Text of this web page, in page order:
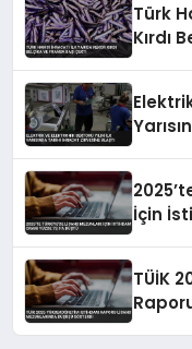
Türk
Kırdı
İçin
TÜİK